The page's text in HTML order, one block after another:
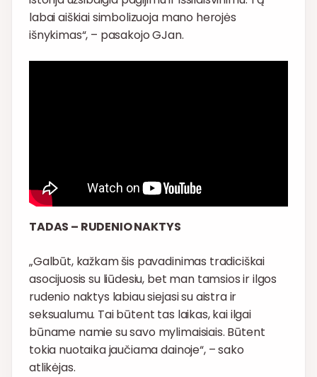
labai aiškiai simbolizuoja mano herojės
išnykimas“, – pasakojo GJan.
TADAS – RUDENIO NAKTYS
„Galbūt, kažkam šis pavadinimas tradiciškai
asocijuosis su liūdesiu, bet man tamsios ir ilgos
rudenio naktys labiau siejasi su aistra ir
seksualumu. Tai būtent tas laikas, kai ilgai
būname namie su savo mylimaisiais. Būtent
tokia nuotaika jaučiama dainoje“, – sako
atlikėjas.